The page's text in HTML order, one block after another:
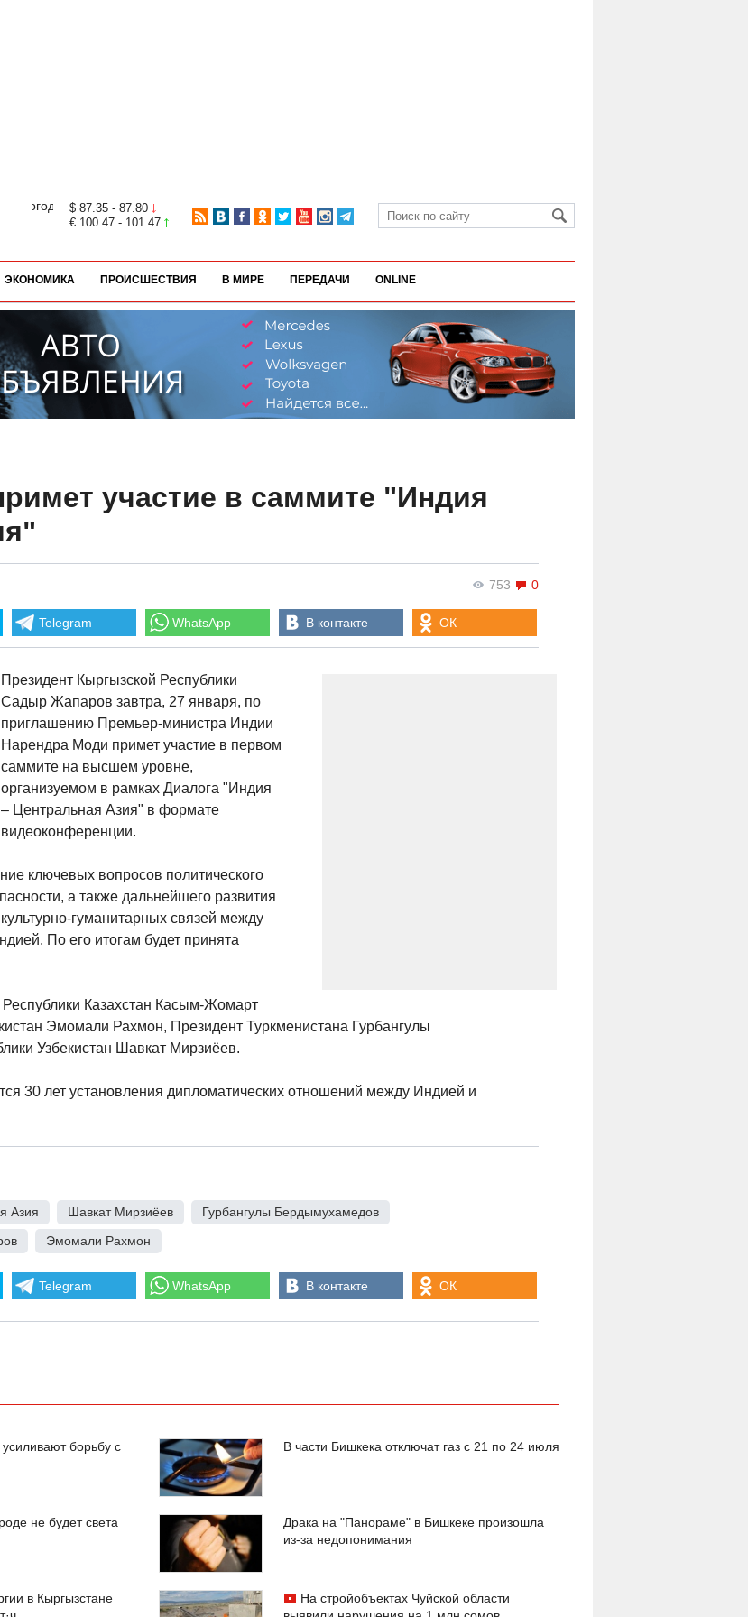
$ 87.35 - 87.80
€ 100.47 - 101.47
ЭКОНОМИКА ПРОИСШЕСТВИЯ В МИРЕ ПЕРЕДАЧИ ONLINE
участие в саммите "Индия
753 0
Telegram WhatsApp В контакте ОК
Президент Кыргызской Республики
Садыр Жапаров завтра, 27 января, по
приглашению Премьер-министра Индии
Нарендра Моди примет участие в первом
саммите на высшем уровне,
организуемом в рамках Диалога "Индия
– Центральная Азия" в формате
видеоконференции.
ключевых вопросов политического
а также дальнейшего развития
гуманитарных связей между
По его итогам будет принята
Казахстан Касым-Жомарт
Эмомали Рахмон, Президент Туркменистана Гурбангулы
Узбекистан Шавкат Мирзиёев.
30 лет установления дипломатических отношений между Индией и
Азия Шавкат Мирзиёев Гурбангулы Бердымухамедов
Эмомали Рахмон
Telegram WhatsApp В контакте ОК
борьбу с
В части Бишкека отключат газ с 21 по 24 июля
не будет света
Драка на "Панораме" в Бишкеке произошла
из-за недопонимания
в Кыргызстане
На стройобъектах Чуйской области